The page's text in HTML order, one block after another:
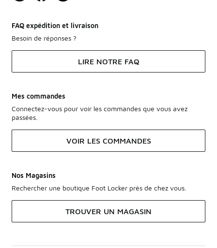
FAQ expédition et livraison
Besoin de réponses ?
LIRE NOTRE FAQ
Mes commandes
Connectez-vous pour voir les commandes que vous avez
passées.
VOIR LES COMMANDES
Nos Magasins
Rechercher une boutique Foot Locker près de chez vous.
TROUVER UN MAGASIN